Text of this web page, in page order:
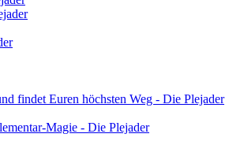
findet Euren höchsten Weg - Die Plejader
Magie - Die Plejader